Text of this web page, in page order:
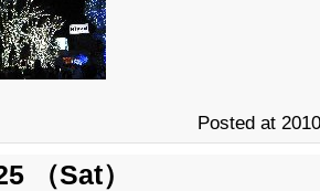
Posted at
（Sat）